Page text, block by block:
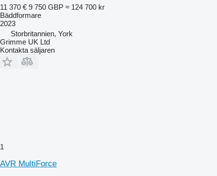
11 370 € 9 750 GBP ≈ 124 700 kr
Bäddformare
2023
Storbritannien, York
Grimme UK Ltd
Kontakta säljaren
1
AVR MultiForce